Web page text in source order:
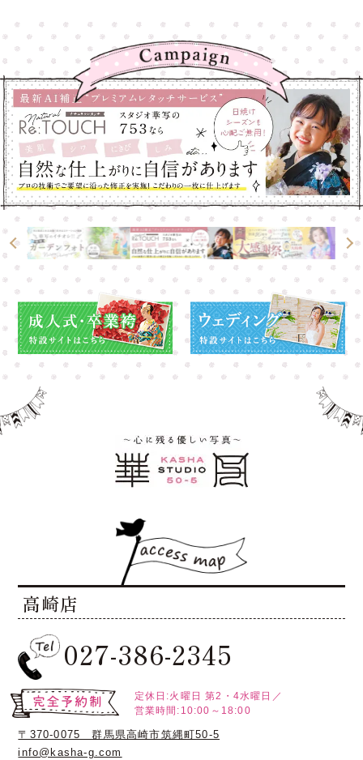
高崎店
027-386-2345
定休日:火曜日 第2・4水曜日／
営業時間:10:00～18:00
〒370-0075 群馬県高崎市筑縄町50-5
info@kasha-g.com
大宮店
大宮店